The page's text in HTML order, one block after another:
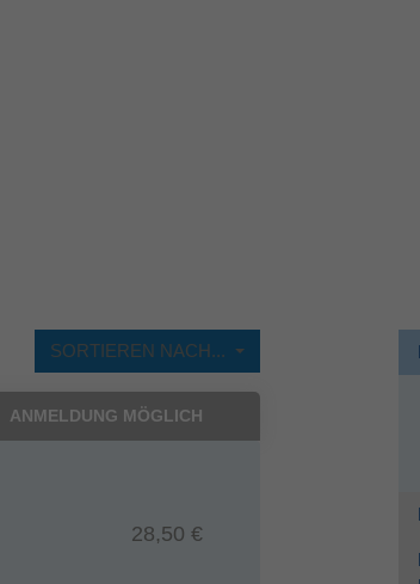
SORTIEREN NACH...
ANMELDUNG MÖGLICH
28,50 €